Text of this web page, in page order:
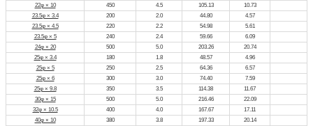
22φ × 10
450 4.5 105.13
10.73
23.5φ × 3.4
200 2.0 44.80
4.57
23.5φ × 4.5
220 2.2 54.98
5.61
23.5φ × 5
240 2.4 59.66
6.09
24φ × 20
500 5.0 203.26
20.74
25φ × 3.4
180 1.8 48.57
4.96
25φ × 5
250 2.5 64.36
6.57
25φ × 6
300 3.0 74.40
7.59
25φ × 9.8
350 3.5 114.38
11.67
30φ × 15
500 5.0 216.46
22.09
32φ × 10.5
400 4.0 167.67
17.11
40φ × 10
380 3.8 197.33
20.14